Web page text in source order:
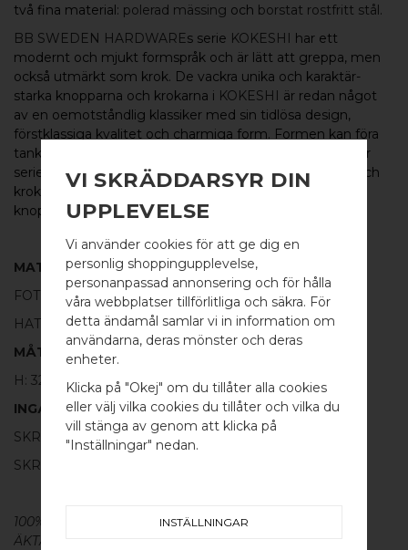
WELCOME TO
BB SWEDEN HARDWARE
Välj land / Choose country
två fina material: polerad mässing och borstat rostfritt stål.
BB SWEDEN HARDWAREs serie KOKESHI har ett
modernt och mjukt formspråk och är lätt att greppa, men
också utmärkt som krok. De vackra unika och karaktär-
starka knopparna och krokarna i KOKESHI är redan något
av en oemotståndlig klassiker med sin tidlösa design,
förstklassiga kvalitet och charmiga form. Formen kan föra
tankarna till de japanska Kokeshi-dockor av trä som lånar
serien dess namn. SerienKOKESHIomfattar knoppar och
krokar i flera varianter och kombinationer, från fina små
knoppar till längre krokar samt som
MATERIAL
FOT:
100% POLERAD MÄSSING
HATT:
100% BORSTAT ROSTFRITT STÅL
MÅTT
H: 32MM Ø: 18MM
INGÅR
SKRUV FÖR LUCKA: M4 X 20MM - 1 ST
SKRUVSTIFT FÖR VÄGG: M4 X 40MM - 1 ST
100% ÄKTA METALL - Alla våra beslag är tillverkade av
ÄKTA massiv mässing, koppar, rostfritt stål
VI SKRÄDDARSYR DIN
UPPLEVELSE
Vi använder cookies för att ge dig en
personlig shoppingupplevelse,
personanpassad annonsering och för hålla
våra webbplatser tillförlitliga och säkra. För
detta ändamål samlar vi in information om
användarna, deras mönster och deras
enheter.
Klicka på "Okej" om du tillåter alla cookies
eller välj vilka cookies du tillåter och vilka du
vill stänga av genom att klicka på
"Inställningar" nedan.
INSTÄLLNINGAR